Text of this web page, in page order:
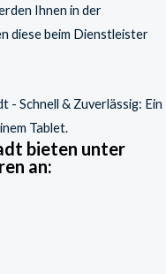
Ihnen in der
diese beim Dienstleister
bieten unter
an: